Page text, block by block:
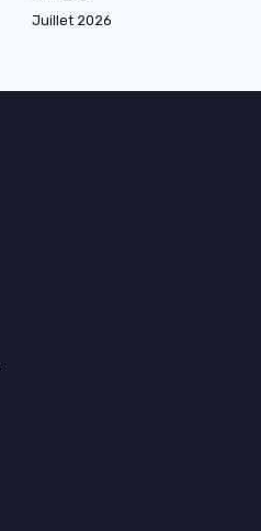
Juillet 2026